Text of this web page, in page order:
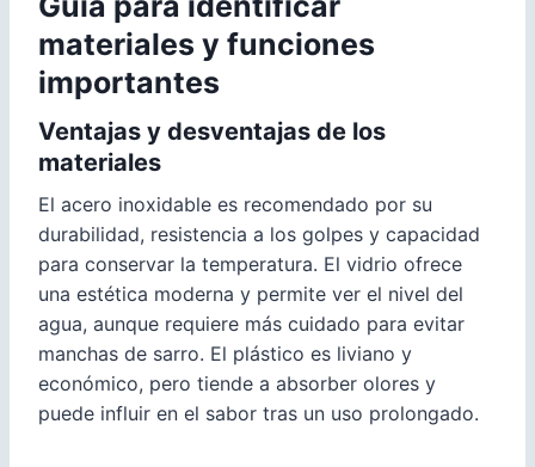
materiales y funciones
importantes
Ventajas y desventajas de los
materiales
El acero inoxidable es recomendado por su
durabilidad, resistencia a los golpes y capacidad
para conservar la temperatura. El vidrio ofrece
una estética moderna y permite ver el nivel del
agua, aunque requiere más cuidado para evitar
manchas de sarro. El plástico es liviano y
económico, pero tiende a absorber olores y
puede influir en el sabor tras un uso prolongado.